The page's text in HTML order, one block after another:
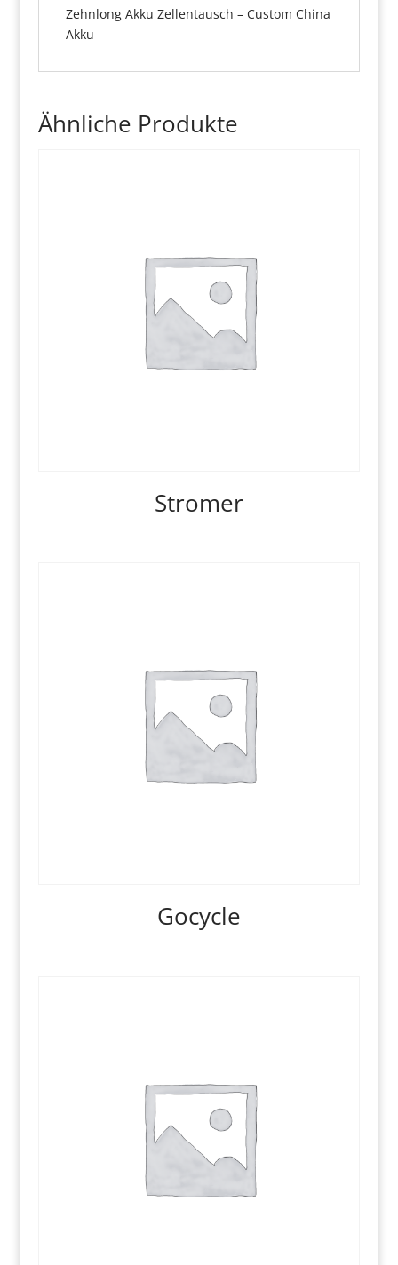
Zehnlong Akku Zellentausch – Custom China
Akku
Ähnliche Produkte
Stromer
Gocycle